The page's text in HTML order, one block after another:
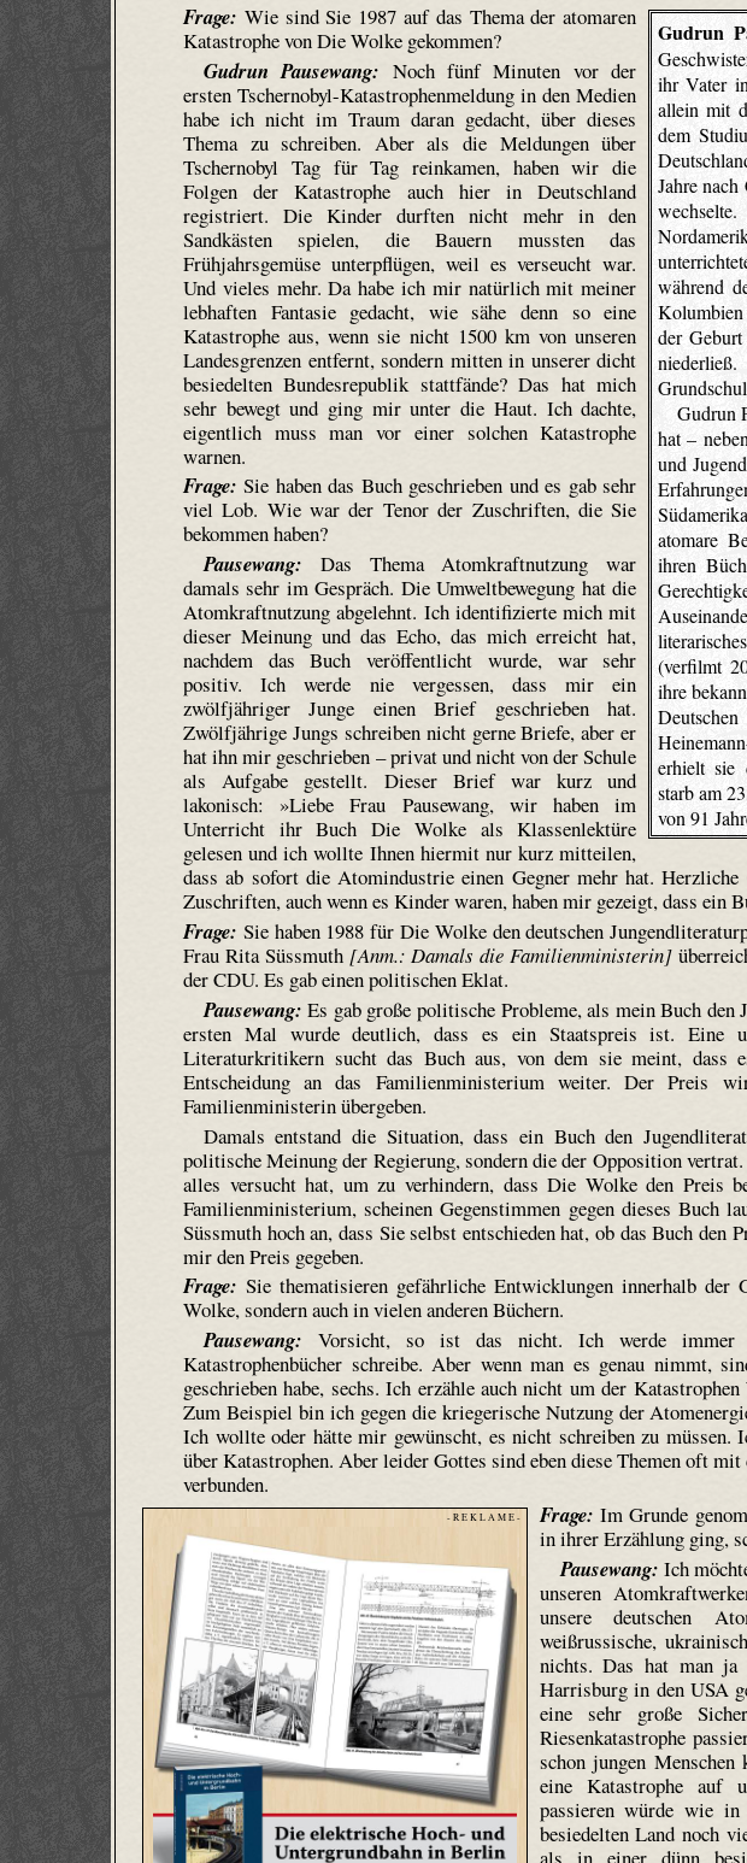
Gudrun
ihr Vater
allein mit
dem
Jahre
während
Kolumbien
der
Gudrun
hat –
und
atomare
ihren
(verfilmt
ihre
erhielt sie
starb am
von 91
Frage: Wie sind Sie 1987 auf das Thema der atomaren
Katastrophe vonDie Wolke gekommen?
Gudrun Pausewang: Noch fünf Minuten vor der
ersten Tschernobyl-Katastrophenmeldung in den Medien
habe ich nicht im Traum daran gedacht, über dieses
Thema zu schreiben. Aber als die Meldungen über
Tschernobyl Tag für Tag reinkamen, haben wir die
Folgen der Katastrophe auch hier in Deutschland
registriert. Die Kinder durften nicht mehr in den
Sandkästen spielen, die Bauern mussten das
Frühjahrsgemüse unterpflügen, weil es verseucht war.
Und vieles mehr. Da habe ich mir natürlich mit meiner
lebhaften Fantasie gedacht, wie sähe denn so eine
Katastrophe aus, wenn sie nicht 1500 km von unseren
Landesgrenzen entfernt, sondern mitten in unserer dicht
besiedelten Bundesrepublik stattfände? Das hat mich
sehr bewegt und ging mir unter die Haut. Ich dachte,
eigentlich muss man vor einer solchen Katastrophe
warnen.
Frage: Sie haben das Buch geschrieben und es gab sehr
viel Lob. Wie war der Tenor der Zuschriften, die Sie
bekommen haben?
Pausewang: Das Thema Atomkraftnutzung war
damals sehr im Gespräch. Die Umweltbewegung hat die
Atomkraftnutzung abgelehnt. Ich identifizierte mich mit
dieser Meinung und das Echo, das mich erreicht hat,
nachdem das Buch veröffentlicht wurde, war sehr
positiv. Ich werde nie vergessen, dass mir ein
zwölfjähriger Junge einen Brief geschrieben hat.
Zwölfjährige Jungs schreiben nicht gerne Briefe, aber er
hat ihn mir geschrieben – privat und nicht von der Schule
als Aufgabe gestellt. Dieser Brief war kurz und
lakonisch: »Liebe Frau Pausewang, wir haben im
Unterricht ihr BuchDie Wolkeals Klassenlektüre
gelesen und ich wollte Ihnen hiermit nur kurz mitteilen,
dass ab sofort die Atomindustrie einen Gegner mehr hat.
Zuschriften, auch wenn es Kinder waren, haben mir gezeigt, dass ein
Frage: Sie haben 1988 fürDie Wolkeden deutschen
Frau Rita Süssmuth [Anm.: Damals die Familienministerin]
der CDU. Es gab einen politischen Eklat.
Pausewang: Es gab große politische Probleme, als mein Buch
ersten Mal wurde deutlich, dass es ein Staatspreis ist. Eine
Literaturkritikern sucht das Buch aus, von dem sie meint, dass
Entscheidung an das Familienministerium weiter. Der Preis
Familienministerin übergeben.
Damals entstand die Situation, dass ein Buch den
politische Meinung der Regierung, sondern die der Opposition
alles versucht hat, um zu verhindern, dassDie Wolkeden Preis
Familienministerium, scheinen Gegenstimmen gegen dieses Buch
Süssmuth hoch an, dass Sie selbst entschieden hat, ob das Buch den
mir den Preis gegeben.
Frage: Sie thematisieren gefährliche Entwicklungen innerhalb
Wolke, sondern auch in vielen anderen Büchern.
Pausewang: Vorsicht, so ist das nicht. Ich werde
Katastrophenbücher schreibe. Aber wenn man es genau nimmt,
geschrieben habe, sechs. Ich erzähle auch nicht um der
Zum Beispiel bin ich gegen die kriegerische Nutzung der
Ich wollte oder hätte mir gewünscht, es nicht schreiben zu müssen.
über Katastrophen. Aber leider Gottes sind eben diese Themen oft
verbunden.
- R E K L A M E - Frage: Im Grunde
in ihrer Erzählung ging,
Pausewang: Ich
unseren
unsere deutschen
weißrussische,
nichts. Das hat man
Harrisburg in den USA
eine sehr große
Riesenkatastrophe
schon jungen
eine Katastrophe auf
passieren würde wie
besiedelten Land noch
als in einer dünn